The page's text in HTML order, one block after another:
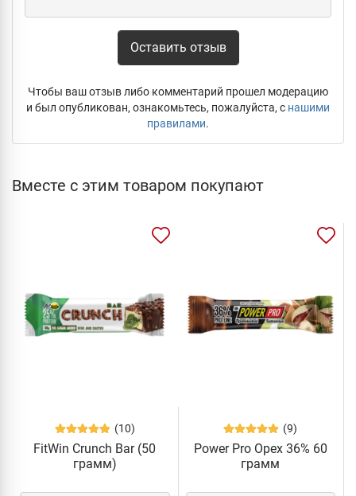
Оставить отзыв
Чтобы ваш отзыв либо комментарий прошел модерацию
и был опубликован, ознакомьтесь, пожалуйста, с нашими
правилами.
Вместе с этим товаром покупают
(10)
FitWin Crunch Bar (50
грамм)
(9)
Power Pro Орех 36% 60
грамм